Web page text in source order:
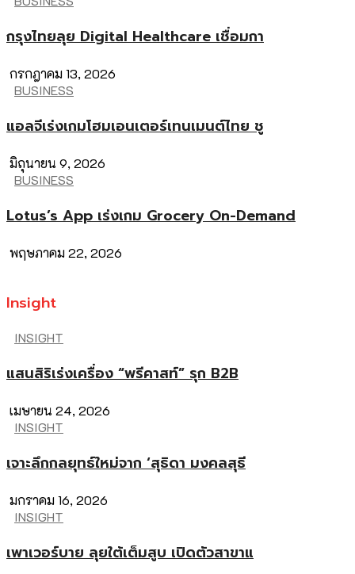
กรุงไทยลุย Digital Healthcare เชื่อมกา
กรกฎาคม 13, 2026
BUSINESS
แอลจีเร่งเกมโฮมเอนเตอร์เทนเมนต์ไทย ชู
มิถุนายน 9, 2026
BUSINESS
Lotus’s App เร่งเกม Grocery On-Demand
พฤษภาคม 22, 2026
Insight
INSIGHT
แสนสิริเร่งเครื่อง “พรีคาสท์” รุก B2B
เมษายน 24, 2026
INSIGHT
เจาะลึกกลยุทธ์ใหม่จาก ‘สุธิดา มงคลสุธี
มกราคม 16, 2026
INSIGHT
เพาเวอร์บาย ลุยใต้เต็มสูบ เปิดตัวสาขาแ